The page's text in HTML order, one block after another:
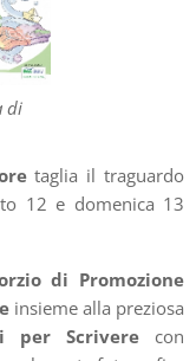
di
taglia il traguardo
12 e domenica 13
di Promozione
insieme alla preziosa
per Scrivere con